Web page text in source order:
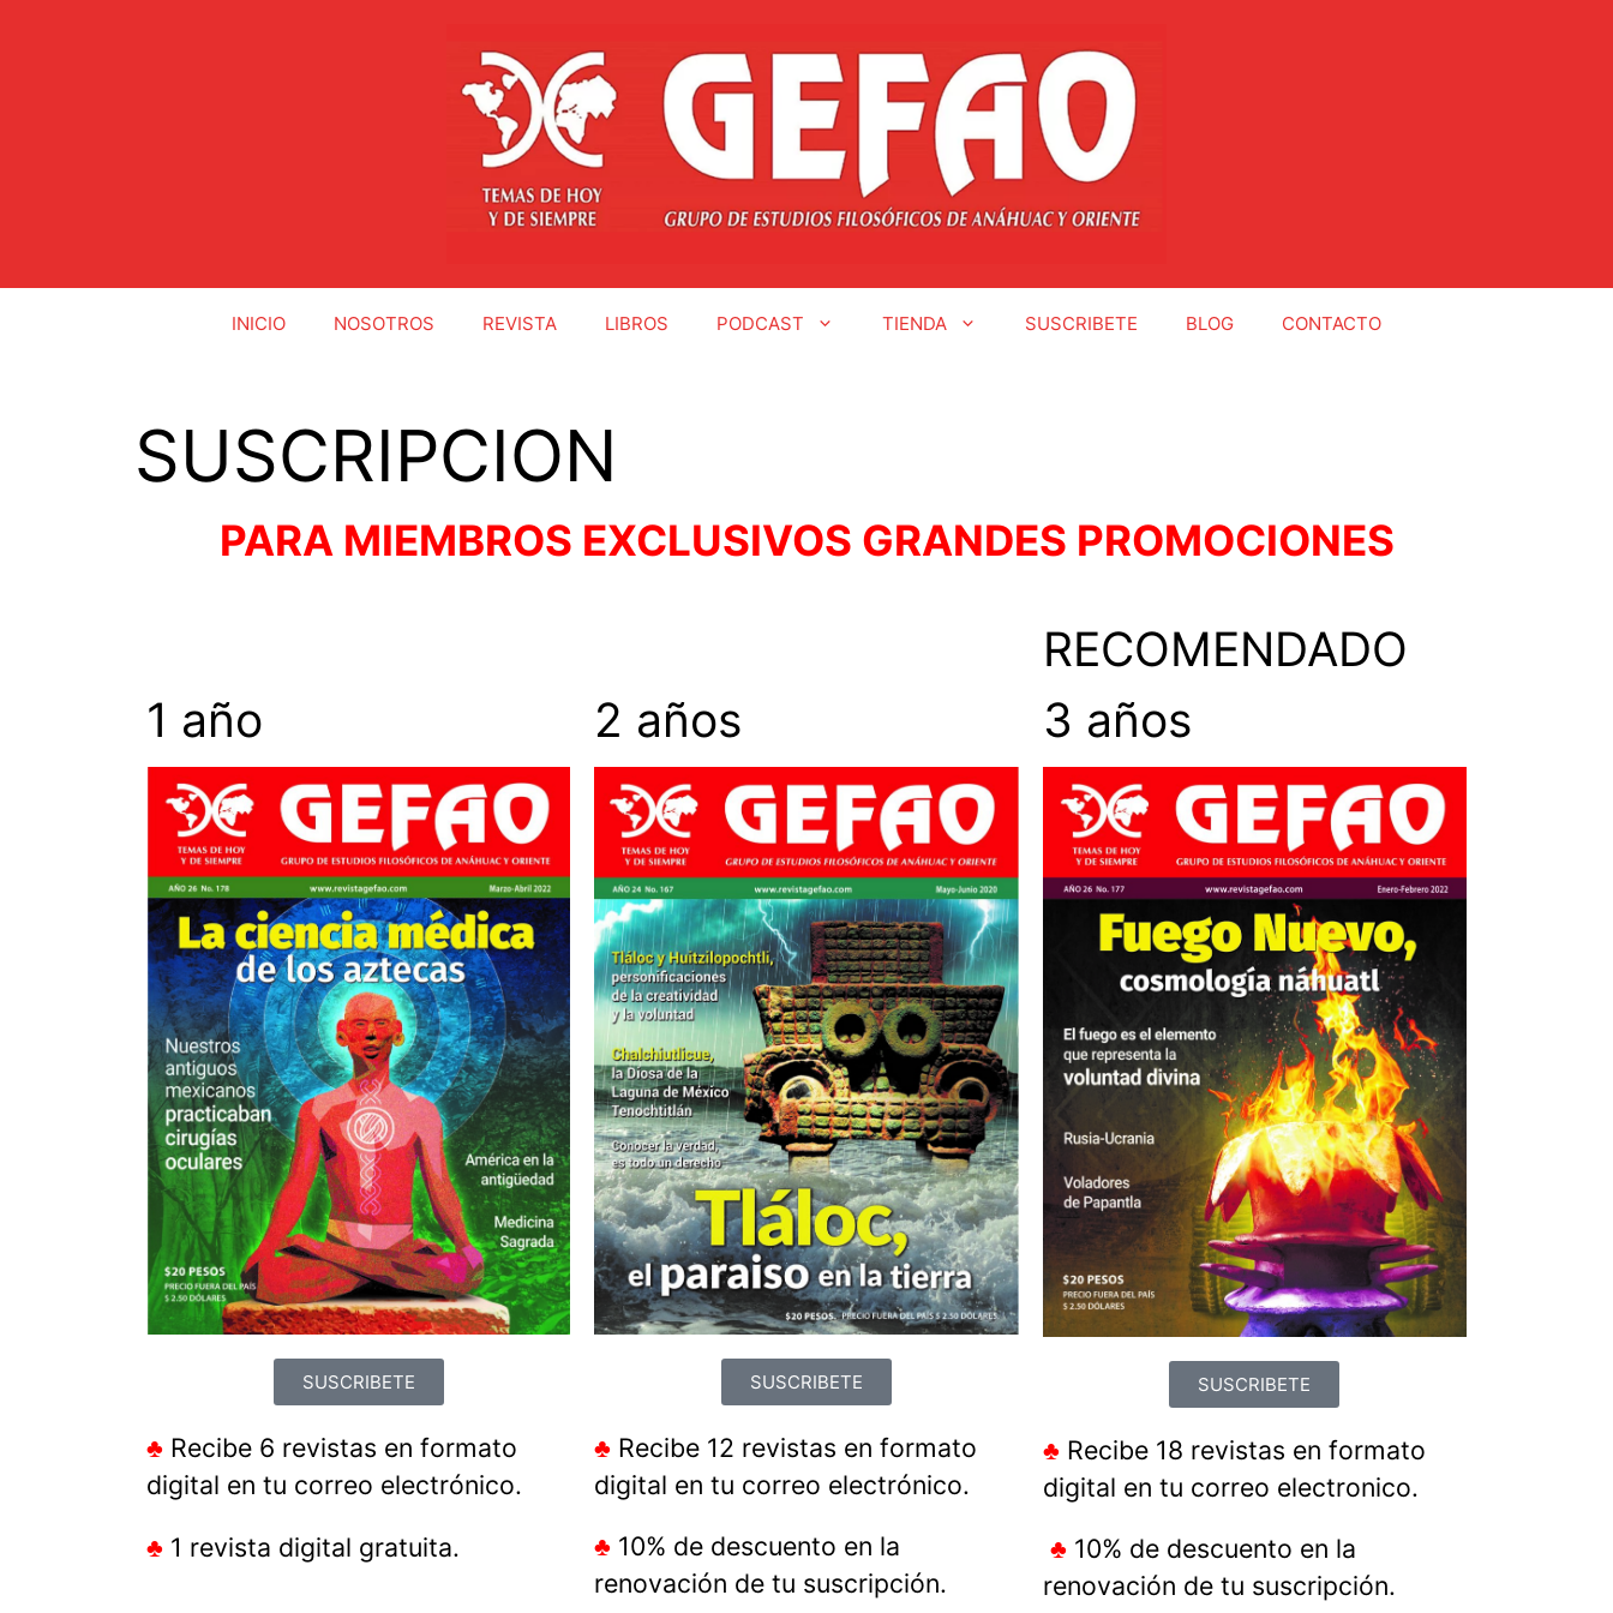
INICIO NOSOTROS REVISTA LIBROS PODCAST TIENDA SUSCRIBETE BLOG CONTACTO
SUSCRIPCION
PARA MIEMBROS EXCLUSIVOS GRANDES PROMOCIONES
RECOMENDADO
1 año
2 años 3 años
SUSCRIBETE
♣ Recibe 6 revistas en formato
digital en tu correo electrónico.
♣ 1 revista digital gratuita.
SUSCRIBETE
♣ Recibe 12 revistas en formato
digital en tu correo electrónico.
♣ 10% de descuento en la
renovación de tu suscripción.
SUSCRIBETE
♣ Recibe 18 revistas en formato
digital en tu correo electronico.
♣ 10% de descuento en la
renovación de tu suscripción.